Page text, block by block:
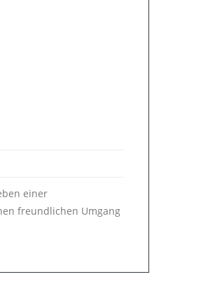
einer
freundlichen Umgang